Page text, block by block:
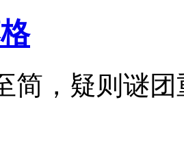
简，疑则谜团